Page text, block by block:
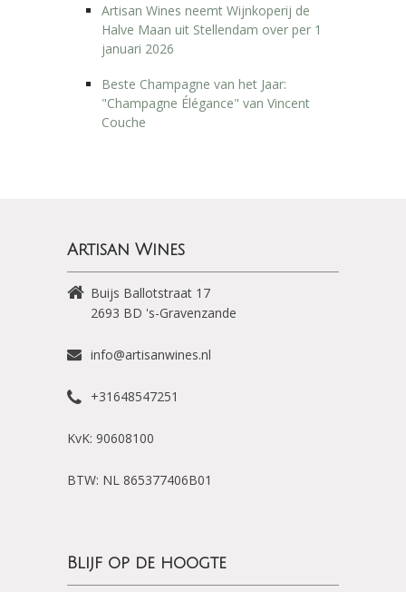
Artisan Wines neemt Wijnkoperij de
Halve Maan uit Stellendam over per 1
januari 2026
Beste Champagne van het Jaar:
"Champagne Élégance" van Vincent
Couche
Artisan Wines
Buijs Ballotstraat 17
2693 BD 's-Gravenzande
info@artisanwines.nl
+31648547251
KvK: 90608100
BTW: NL 865377406B01
Blijf op de hoogte